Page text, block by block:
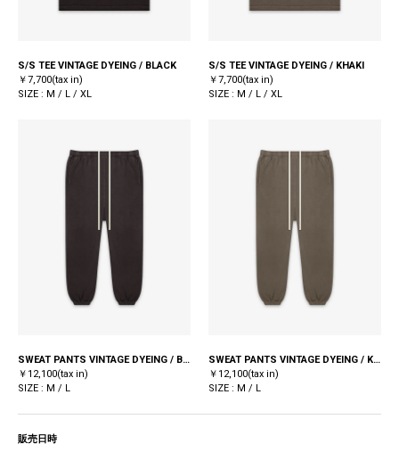
S/S TEE VINTAGE DYEING / BLACK
￥7,700(tax in)
SIZE : M / L / XL
S/S TEE VINTAGE DYEING / KHAKI
￥7,700(tax in)
SIZE : M / L / XL
SWEAT PANTS VINTAGE DYEING / BLACK
￥12,100(tax in)
SIZE : M / L
SWEAT PANTS VINTAGE DYEING / KHAKI
￥12,100(tax in)
SIZE : M / L
販売日時